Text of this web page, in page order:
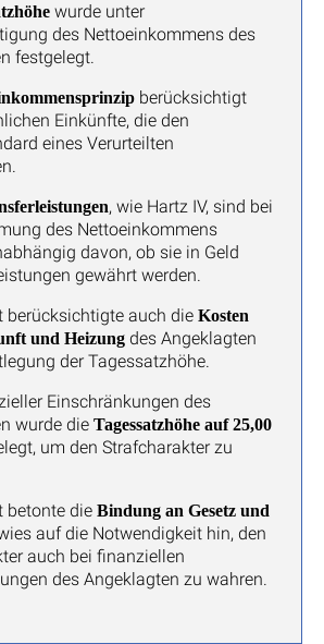
wurde unter
des Nettoeinkommens des
festgelegt.
berücksichtigt
Einkünfte, die den
eines Verurteilten
, wie Hartz IV, sind bei
des Nettoeinkommens
davon, ob sie in Geld
gewährt werden.
berücksichtigte auch die Kosten
und Heizungdes Angeklagten
der Tagessatzhöhe.
Einschränkungen des
wurde die Tagessatzhöhe auf 25,00
um den Strafcharakter zu
betonte die Bindung an Gesetz und
auf die Notwendigkeit hin, den
auch bei finanziellen
des Angeklagten zu wahren.